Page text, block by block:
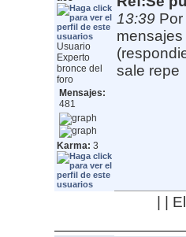
Usuario
Experto
bronce del
foro
Mensajes:
481
Karma: 3
13:39
sale repe
| |